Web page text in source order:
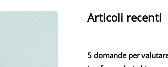
Articoli recenti
5 domande per